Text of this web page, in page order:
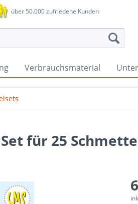
über 50.000 zufriedene Kunden
Verbrauchsmaterial
für 25